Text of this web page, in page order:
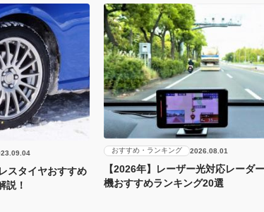
スタイヤおすすめ
説！
おすすめ・ランキング 2026.08.01
【2026年】レーザー光対応レーダ
機おすすめランキング20選